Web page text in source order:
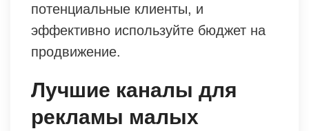
потенциальные клиенты, и
эффективно используйте бюджет на
продвижение.
Лучшие каналы для
рекламы малых